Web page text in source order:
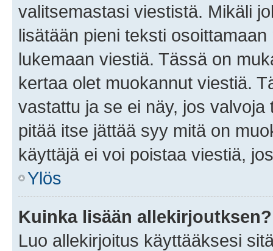
valitsemastasi viestistä. Mikäli
lisätään pieni teksti
lukemaan viestiä. Tässä on
kertaa olet muokannut viestiä.
vastattu ja se ei näy, jos
pitää itse jättää syy mitä on
käyttäjä ei voi poistaa viestiä,
Ylös
Kuinka lisään allekirjoutksen?
Luo allekirjoitus käyttääksesi